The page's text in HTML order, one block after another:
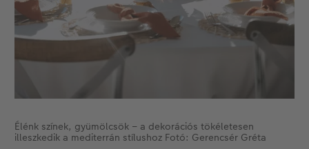
Élénk színek, gyümölcsök – a dekorációs tökéletesen
illeszkedik a mediterrán stílushoz Fotó: Gerencsér Gréta